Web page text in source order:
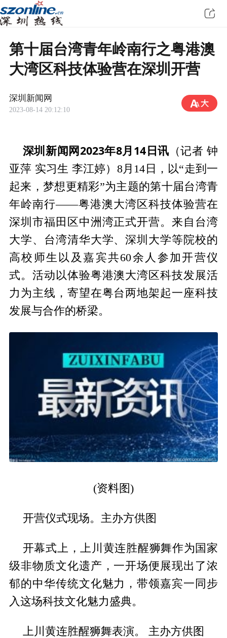
第十届台湾青年岭南行之粤港澳
大湾区科技体验营在深圳开营
深圳新闻网
2023-08-14 20:12:10
深圳新闻网2023年8月14日讯 （记者 钟
亚萍 实习生 李江婷）8月14日，以“走到一
起来，梦想更精彩”为主题的第十届台湾青
年岭南行——粤港澳大湾区科技体验营在
深圳市福田区中洲湾正式开营。来自台湾
大学、台湾清华大学、深圳大学等院校的
高校师生以及嘉宾共60余人参加开营仪
式。活动以体验粤港澳大湾区科技发展活
力为主线，寄望在粤台两地架起一座科技
发展与合作的桥梁。
(资料图)
开营仪式现场。主办方供图
开幕式上，上川黄连胜醒狮舞作为国家
级非物质文化遗产，一开场便展现出了浓
郁的中华传统文化魅力，带领嘉宾一同步
入这场科技文化魅力盛典。
上川黄连胜醒狮舞表演。 主办方供图